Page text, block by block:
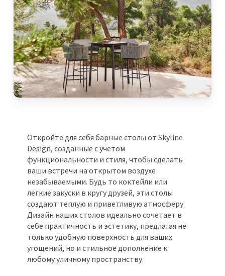
Откройте для себя барные столы от Skyline
Design, созданные с учетом
функциональности и стиля, чтобы сделать
ваши встречи на открытом воздухе
незабываемыми. Будь то коктейли или
легкие закуски в кругу друзей, эти столы
создают теплую и приветливую атмосферу.
Дизайн наших столов идеально сочетает в
себе практичность и эстетику, предлагая не
только удобную поверхность для ваших
угощений, но и стильное дополнение к
любому уличному пространству.